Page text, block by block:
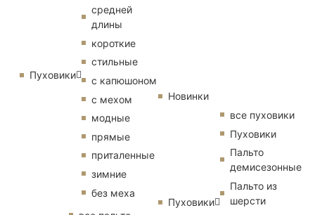
Пуховики
средней
длины
короткие
стильные
с капюшоном
с мехом
модные
прямые
приталенные
зимние
без меха
Новинки
Пуховики
все пуховики
Пуховики
Пальто
демисезонные
Пальто из
шерсти